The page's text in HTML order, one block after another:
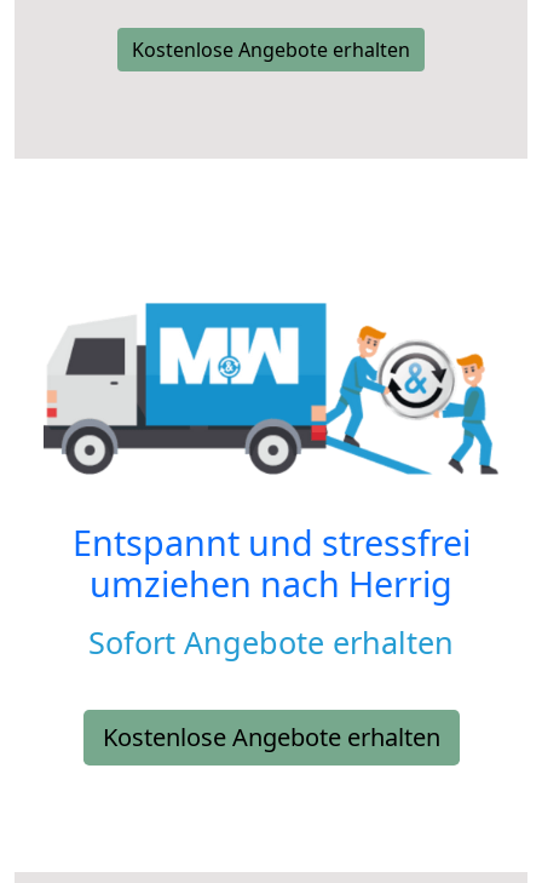
Kostenlose Angebote erhalten
Entspannt und stressfrei
umziehen nach Herrig
Sofort Angebote erhalten
Kostenlose Angebote erhalten